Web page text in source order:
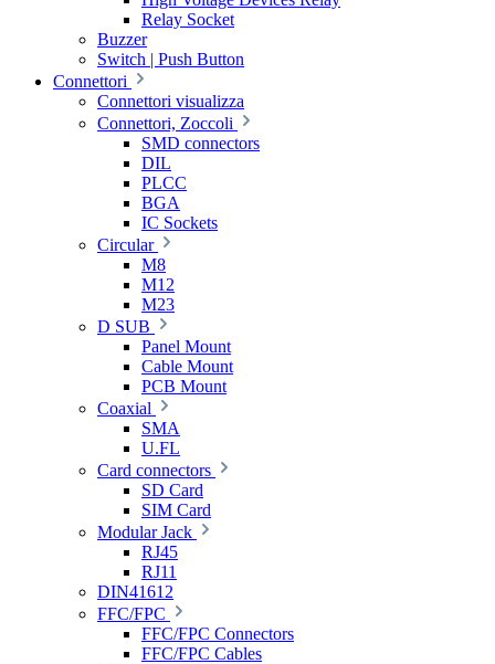
Relay Socket
Buzzer
Switch | Push Button
Connettori
Connettori visualizza
Connettori, Zoccoli
SMD connectors
DIL
PLCC
BGA
IC Sockets
Circular
M8
M12
M23
D SUB
Panel Mount
Cable Mount
PCB Mount
Coaxial
SMA
U.FL
Card connectors
SD Card
SIM Card
Modular Jack
RJ45
RJ11
DIN41612
FFC/FPC
FFC/FPC Connectors
FFC/FPC Cables